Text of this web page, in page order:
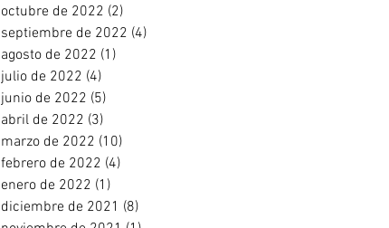
octubre de 2022 (2)
septiembre de 2022 (4)
agosto de 2022 (1)
julio de 2022 (4)
junio de 2022 (5)
abril de 2022 (3)
marzo de 2022 (10)
febrero de 2022 (4)
enero de 2022 (1)
diciembre de 2021 (8)